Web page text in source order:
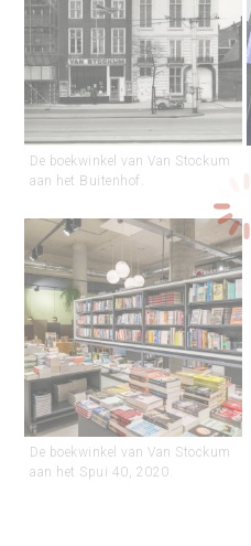
De boekwinkel van Van Stockum
aan het Buitenhof.
De boekwinkel van Van Stockum
aan het Spui 40, 2020.